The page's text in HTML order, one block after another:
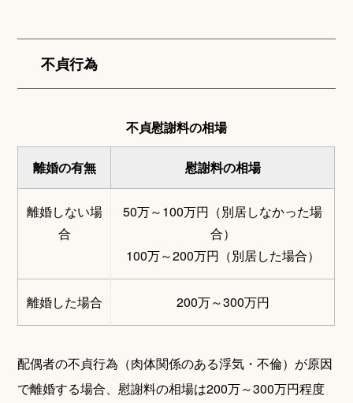
不貞行為
不貞慰謝料の相場
離婚の有無 慰謝料の相場
離婚しない場
合
50万～100万円（別居しなかった場
合）
100万～200万円（別居した場合）
離婚した場合 200万～300万円
配偶者の不貞行為（肉体関係のある浮気・不倫）が原因
で離婚する場合、慰謝料の相場は200万～300万円程度